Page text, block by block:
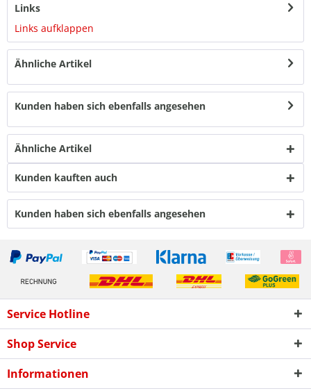
Links
Links aufklappen
Ähnliche Artikel
Kunden haben sich ebenfalls angesehen
Ähnliche Artikel
Kunden kauften auch
Kunden haben sich ebenfalls angesehen
Service Hotline
Shop Service
Informationen